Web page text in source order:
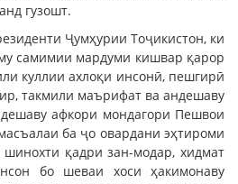
гузошт.
Ҷумҳурии Тоҷикистон, ки
самимии мардуми кишвар қарор
куллии ахлоқи инсонӣ, пешгирӣ
такмили маърифат ва андешаву
афкори мондагори Пешвои
ба ҷо овардани эҳтироми
қадри зан-модар, хидмат
бо шеваи хоси ҳакимонаву